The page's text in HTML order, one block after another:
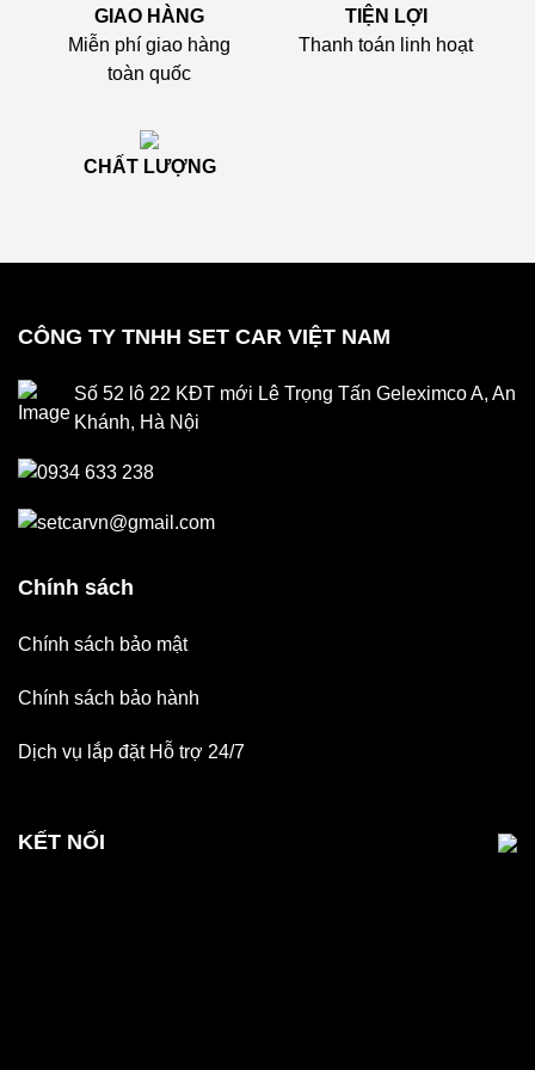
GIAO HÀNG
Miễn phí giao hàng
toàn quốc
TIỆN LỢI
Thanh toán linh hoạt
CHẤT LƯỢNG
CÔNG TY TNHH SET CAR VIỆT NAM
Số 52 lô 22 KĐT mới Lê Trọng Tấn Geleximco A, An
Khánh, Hà Nội
0934 633 238
setcarvn@gmail.com
Chính sách
Chính sách bảo mật
Chính sách bảo hành
Dịch vụ lắp đặt Hỗ trợ 24/7
KẾT NỐI